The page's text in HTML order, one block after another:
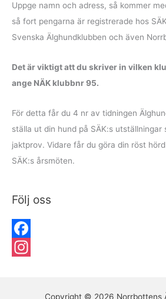
Uppge namn och adress, så kommer
så fort pengarna är registrerade hos
Svenska Älghundklubben och även
Det är viktigt att du skriver in vilken
ange NÄK klubbnr 95.
För detta får du 4 nr av tidningen
ställa ut din hund på SÄK:s utställningar
jaktprov. Vidare får du göra din röst
SÄK:s årsmöten.
Följ oss
F
Copyright © 2026 Norrbottens